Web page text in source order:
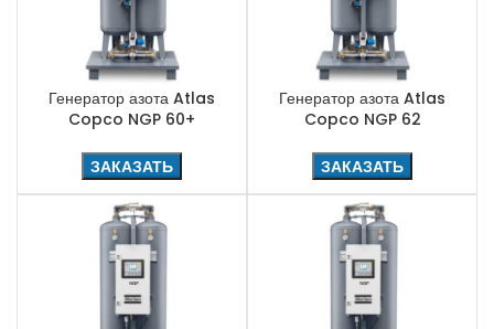
Генератор азота Atlas
Copco NGP 60+
ЗАКАЗАТЬ
Генератор азота Atlas
Copco NGP 62
ЗАКАЗАТЬ